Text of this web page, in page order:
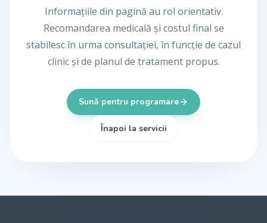
Informațiile din pagină au rol orientativ.
Recomandarea medicală și costul final se
stabilesc în urma consultației, în funcție de cazul
clinic și de planul de tratament propus.
Sună pentru programare
Înapoi la servicii